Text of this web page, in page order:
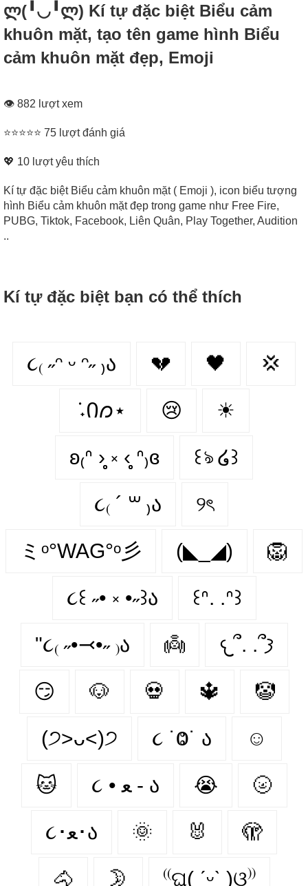
ლ(╹◡╹ლ) Kí tự đặc biệt Biểu cảm
khuôn mặt, tạo tên game hình Biểu
cảm khuôn mặt đẹp, Emoji
👁 882 lượt xem
⭐⭐⭐⭐⭐ 75 lượt đánh giá
💖 10 lượt yêu thích
Kí tự đặc biệt Biểu cảm khuôn mặt ( Emoji ), icon biểu tượng
hình Biểu cảm khuôn mặt đẹp trong game như Free Fire,
PUBG, Tiktok, Facebook, Liên Quân, Play Together, Audition
..
Kí tự đặc biệt bạn có thể thích
૮₍ ˶ᵔ ᵕ ᵔ˶ ₎ა 💔 🖤 💢
݁ ˖Ი𐑼⋆ 😢 ☀
ʚ₍ᐢ ›̥̥̥ ༝ ‹̥̥̥ ᐢ₎ɞ ꒰ঌ ໒꒱
૮₍ ´ ꒳ ₎ა ୨ৎ
ミᵒ°WAG°ᵒ彡 (◣_◢) 🦁
૮꒰ ˶• ༝ •˶꒱ა ꒰ᐢ. .ᐢ꒱
"૮₍ ˶•⤙•˶ ₎ა 👼 𐔌՞. .՞𐦯
😏 🐶 💀 🔱 🤡
(੭˃ᴗ˂)੭ ૮ ˙Ⱉ˙ ა ☺
🐱 ૮ • ﻌ - ა 😭 🌝
૮･ﻌ･ა 🌞 🐰 🫣
🐴 🌛 ⁽⁽ଘ( ˊᵕˋ )ଓ⁾⁾